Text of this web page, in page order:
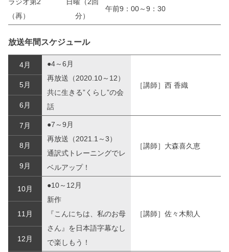
（再）
分）
午前9：00～9：30
放送年間スケジュール
4月
●4～6月
再放送（2020.10～12）
共に生きる”くらし”の会
話
［講師］西 香織
5月
6月
7月
●7～9月
再放送（2021.1～3）
通訳式トレーニングでレ
ベルアップ！
［講師］大森喜久恵
8月
9月
10月
●10～12月
新作
『こんにちは、私のお母
さん』を日本語字幕なし
で楽しもう！
［講師］佐々木勲人
11月
12月